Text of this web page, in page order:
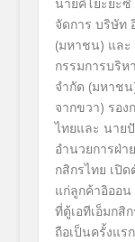
จัดการ บริษัท
(มหาชน) แล
กรรมการบริ
จำกัด (มหาช
จากขวา) รอง
ไทยและ นาย
อำนวยการฝ่
กสิกรไทย เปิ
แก่ลูกค้าอิออน
ที่ตู้เอทีเอ็มกสิ
ถือเป็นครั้งแร